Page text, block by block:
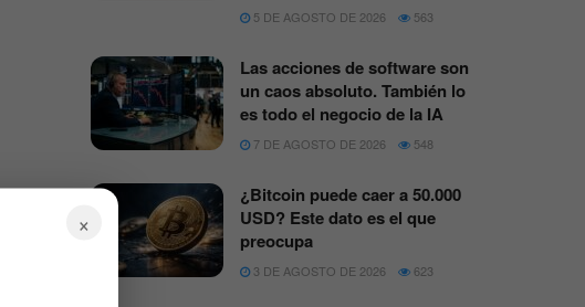
5 DE AGOSTO DE 2026 563
Las acciones de software son
un caos absoluto. También lo
es todo el negocio de la IA
7 DE AGOSTO DE 2026 548
¿Bitcoin puede caer a 50.000
USD? Este dato es el que
preocupa
3 DE AGOSTO DE 2026 623
×